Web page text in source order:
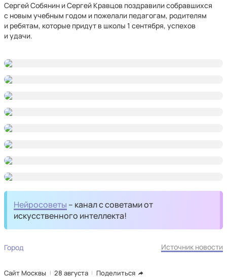
Сергей Собянин и Сергей Кравцов поздравили собравшихся
с новым учебным годом и пожелали педагогам, родителям
и ребятам, которые придут в школы 1 сентября, успехов
и удачи.
Нейросоветы – канал с советами от
искусственного интеллекта!
Город Источник новости
Сайт Москвы 28 августа Поделиться